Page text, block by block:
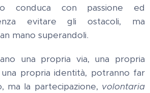
conduca con passione ed
evitare gli ostacoli, ma
mano superandoli.
una propria via, una propria
propria identità, potranno far
ma la partecipazione, volontaria